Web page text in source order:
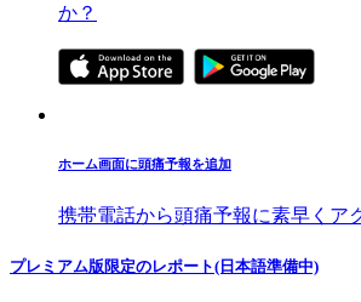
か？
ホーム画面に頭痛予報を追加
携帯電話から頭痛予報に素早くア
プレミアム版限定のレポート(日本語準備中)